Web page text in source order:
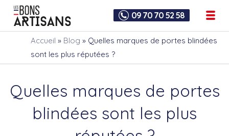
09 70 70 52 58
Accueil » Blog » Quelles marques de portes blindées
sont les plus réputées ?
Quelles marques de portes
blindées sont les plus